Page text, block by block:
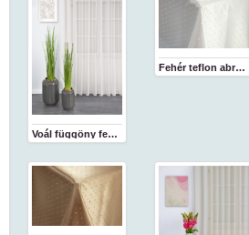
Voál függöny fehér
Fehér teflon abrosz